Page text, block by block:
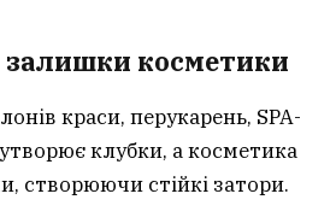
залишки косметики
краси, перукарень, SPA-
клубки, а косметика
створюючи стійкі затори.